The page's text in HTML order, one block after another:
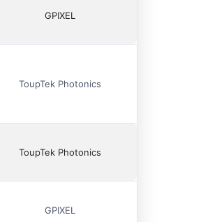
GPIXEL
ToupTek Photonics
ToupTek Photonics
GPIXEL